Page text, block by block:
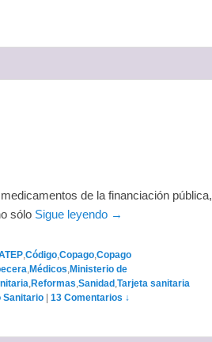
de la financiación pública,
sólo Sigue leyendo →
,Código,Copago,Copago
,Médicos,Ministerio de
,Reformas,Sanidad ,Tarjeta sanitaria
Sanitario 13 Comentarios ↓